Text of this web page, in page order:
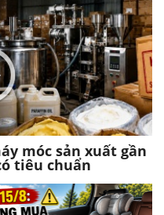
móc sản xuất gần
tiêu chuẩn